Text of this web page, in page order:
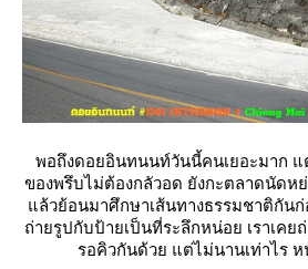
พอถึงดอยอินทนนท์วันนี้คนเยอะมาก
ของพรึบไม่ต้องกลัวอด ยังกะตลาดนัดห
ล้วย้อนมาศึกษาเส้นทางธรรมชาติกัน
ถ่ายรูปกับป้ายเป็นที่ระลึกหน่อย เราเคย
รอคิวกันด้วย แต่ไม่นานเท่าไร ห